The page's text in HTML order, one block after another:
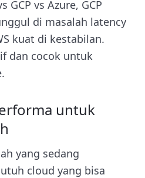
GCP vs Azure, GCP
di masalah latency
kuat di kestabilan.
dan cocok untuk
untuk
yang sedang
cloud yang bisa